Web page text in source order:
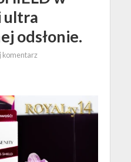
ultra
odsłonie.
komentarz